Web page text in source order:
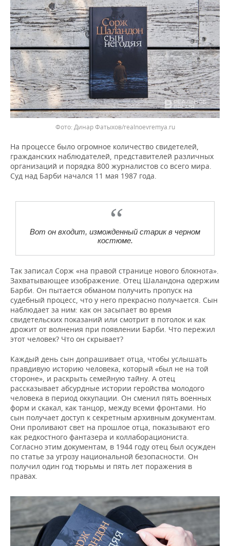
Динар Фатыхов/realnoevremya.ru
На процессе было огромное количество свидетелей,
гражданских наблюдателей, представителей различных
организаций и порядка 800 журналистов со всего мира.
Суд над Барби начался 11 мая 1987 года.
Вот он входит, изможденный старик в черном
костюме.
Так записал Сорж «на правой странице нового блокнота».
Захватывающее изображение. Отец Шаландона одержим
Барби. Он пытается обманом получить пропуск на
судебный процесс, что у него прекрасно получается. Сын
наблюдает за ним: как он засыпает во время
свидетельских показаний или смотрит в потолок и как
дрожит от волнения при появлении Барби. Что пережил
этот человек? Что он скрывает?
Каждый день сын допрашивает отца, чтобы услышать
правдивую историю человека, который «был не на той
стороне», и раскрыть семейную тайну. А отец
рассказывает абсурдные истории геройства молодого
человека в период оккупации. Он сменил пять военных
форм и скакал, как танцор, между всеми фронтами. Но
сын получает доступ к секретным архивным документам.
Они проливают свет на прошлое отца, показывают его
как редкостного фантазера и коллаборациониста.
Согласно этим документам, в 1944 году отец был осужден
по статье за угрозу национальной безопасности. Он
получил один год тюрьмы и пять лет поражения в
правах.